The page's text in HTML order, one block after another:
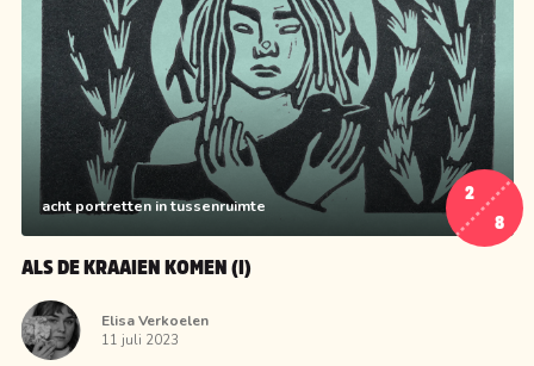
acht portretten in tussenruimte
2
8
ALS DE KRAAIEN KOMEN (I)
Elisa Verkoelen
11 juli 2023